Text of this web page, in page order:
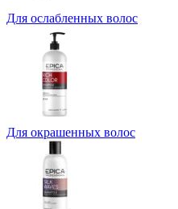
Для ослабленных волос
Для окрашенных волос